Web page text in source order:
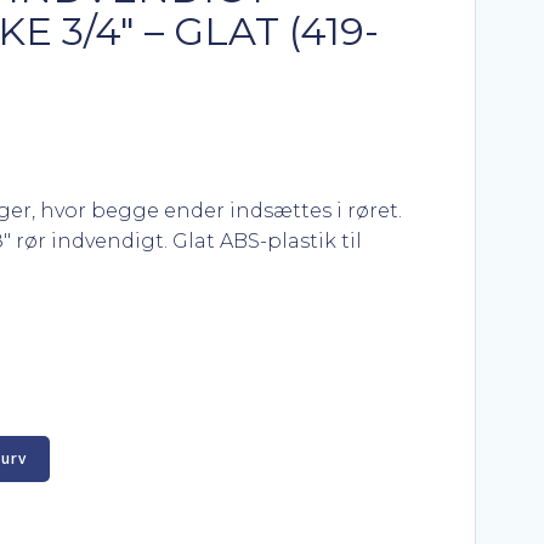
3/4″ – GLAT (419-
hvor begge ender indsættes i røret.
rør indvendigt. Glat ABS-plastik til